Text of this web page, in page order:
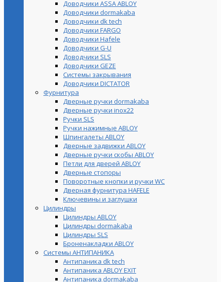
Доводчики ASSA ABLOY
Доводчики dormakaba
Доводчики dk tech
Доводчики FARGO
Доводчики Hafele
Доводчики G-U
Доводчики SLS
Доводчики GEZE
Cистемы закрывания
Доводчики DICTATOR
Фурнитура
Дверные ручки dormakaba
Дверные ручки inox22
Ручки SLS
Ручки нажимные ABLOY
Шпингалеты ABLOY
Дверные задвижки ABLOY
Дверные ручки скобы ABLOY
Петли для дверей ABLOY
Дверные стопоры
Поворотные кнопки и ручки WC
Дверная фурнитура HAFELE
Ключевины и заглушки
Цилиндры
Цилиндры ABLOY
Цилиндры dormakaba
Цилиндры SLS
Броненакладки ABLOY
Системы АНТИПАНИКА
Антипаника dk tech
Антипаника ABLOY EXIT
Антипаника dormakaba